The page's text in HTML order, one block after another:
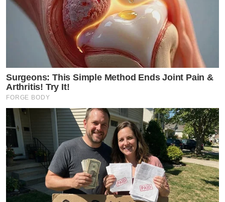
Surgeons: This Simple Method Ends Joint Pain &
Arthritis! Try It!
FORGE BODY